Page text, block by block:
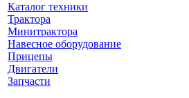
Каталог техники
Трактора
Минитрактора
Навесное оборудование
Прицепы
Двигатели
Запчасти